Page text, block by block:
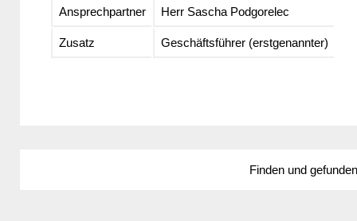
Ansprechpartner Herr Sascha Podgorelec
Zusatz Geschäftsführer (erstgenannter)
Finden und